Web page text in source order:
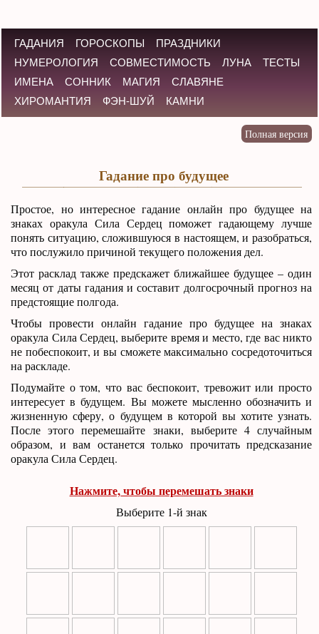
ГАДАНИЯ ГОРОСКОПЫ
ПРАЗДНИКИ
НУМЕРОЛОГИЯ
СОВМЕСТИМОСТЬ ЛУНА
ТЕСТЫ
ИМЕНА
СОННИК МАГИЯ
СЛАВЯНЕ
ХИРОМАНТИЯ
ФЭН-ШУЙ КАМНИ
Гадание про будущее
Простое, но интересное гадание онлайн про будущее на
знаках оракула Сила Сердец поможет гадающему лучше
понять ситуацию, сложившуюся в настоящем, и разобраться,
что послужило причиной текущего положения дел.
Этот расклад также предскажет ближайшее будущее – один
месяц от даты гадания и составит долгосрочный прогноз на
предстоящие полгода.
Чтобы провести онлайн гадание про будущее на знаках
оракула Сила Сердец, выберите время и место, где вас никто
не побеспокоит, и вы сможете максимально сосредоточиться
на раскладе.
Подумайте о том, что вас беспокоит, тревожит или просто
интересует в будущем. Вы можете мысленно обозначить и
жизненную сферу, о будущем в которой вы хотите узнать.
После этого перемешайте знаки, выберите 4 случайным
образом, и вам останется только прочитать предсказание
оракула Сила Сердец.
Нажмите, чтобы перемешать знаки
Выберите 1-й знак